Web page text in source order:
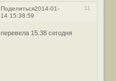
Поделиться 11
2014-01-
14 15:38:59
перевела 15.38 сегодня